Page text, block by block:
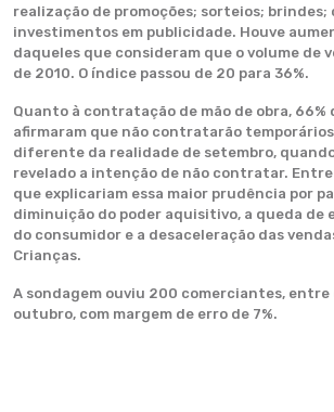
realização de promoções; sorteios; brindes;
investimentos em publicidade. Houve
daqueles que consideram que o volume de
de 2010. O índice passou de 20 para 36%.
Quanto à contratação de mão de obra,
afirmaram que não contratarão
diferente da realidade de setembro,
revelado a intenção de não contratar.
que explicariam essa maior prudência por
diminuição do poder aquisitivo, a queda
do consumidor e a desaceleração das
Crianças.
A sondagem ouviu 200 comerciantes, entre
outubro, com margem de erro de 7%.